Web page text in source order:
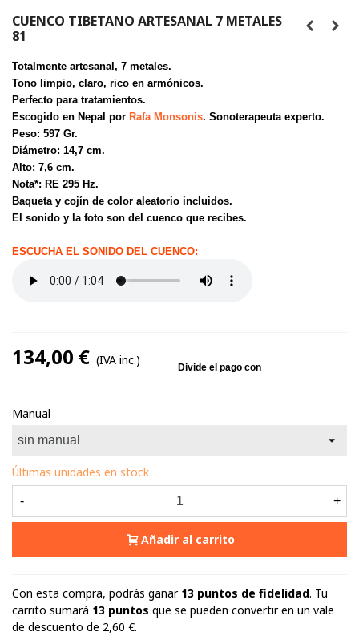
CUENCO TIBETANO ARTESANAL 7 METALES
81
Totalmente artesanal, 7 metales.
Tono limpio, claro, rico en armónicos.
Perfecto para tratamientos.
Escogido en Nepal por Rafa Monsonis. Sonoterapeuta experto.
Peso: 597 Gr.
Diámetro: 14,7 cm.
Alto: 7,6 cm.
Nota*: RE 295 Hz.
Baqueta y cojín de color aleatorio incluidos.
El sonido y la foto son del cuenco que recibes.
ESCUCHA EL SONIDO DEL CUENCO:
134,00 € (IVA inc.)
Manual
Últimas unidades en stock
- +
Añadir al carrito
Con esta compra, podrás ganar 13 puntos de fidelidad. Tu
carrito sumará 13 puntos que se pueden convertir en un vale
de descuento de 2,60 €.